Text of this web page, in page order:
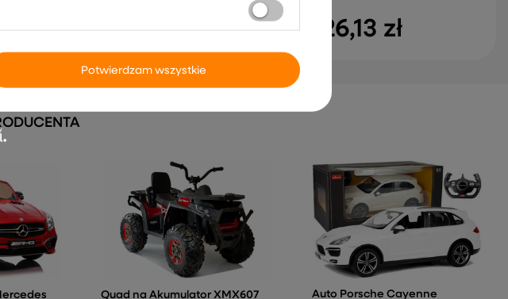
126,13 zł
Quad na Akumulator XMX607
Auto Porsche Cayenne
Potwierdzam wszystkie